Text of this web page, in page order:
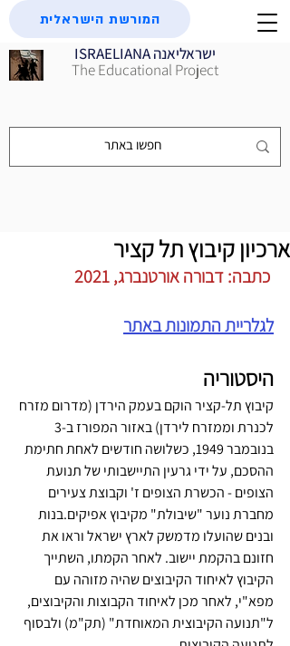
ISRAELIANA ישראליאנה
The Educational Project
המורשת הישראלית
ארכיון קיבוץ תל קציר
כתבה: דבורה אורטנברג, 2021
לגלריית התמונות באתר
היסטוריה
קיבוץ תל-קציר הוקם בעמק הירדן (מדרום מזרח
בנובמבר 1949, כשלושה חודשים לאחת חתימת
ההסכם, על ידי גרעין התיישבותי של תנועת
הצופים - הכשרת הצופים ז' וקבוצת צעירים
מחברת נוער "שיבולת" מקיבוץ אפיקים.בנות
ובנים שהועלו מדמשק לארץ ישראל וראו את
חזונם בהקמת יישוב. לאחר הקמתו, השתייך
הקיבוץ לאיחוד הקיבוצים שהיה מזוהה עם
מפא"י, לאחר מכן לאיחוד הקבוצות והקיבוצים,
ל"תנועה הקיבוצית המאוחדת" (תק"מ) ולבסוף